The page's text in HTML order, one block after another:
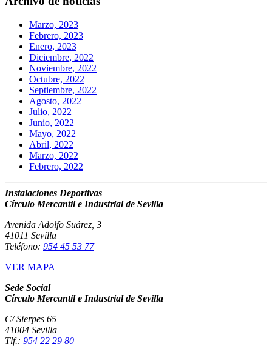
Marzo, 2023
Febrero, 2023
Enero, 2023
Diciembre, 2022
Noviembre, 2022
Octubre, 2022
Septiembre, 2022
Agosto, 2022
Julio, 2022
Junio, 2022
Mayo, 2022
Abril, 2022
Marzo, 2022
Febrero, 2022
Instalaciones Deportivas
Círculo Mercantil e Industrial de Sevilla
Avenida Adolfo Suárez, 3
41011 Sevilla
Teléfono: 954 45 53 77
VER MAPA
Sede Social
Círculo Mercantil e Industrial de Sevilla
C/ Sierpes 65
41004 Sevilla
Tlf.: 954 22 29 80